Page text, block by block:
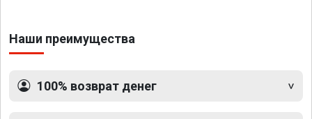
Наши преимущества
100% возврат денег